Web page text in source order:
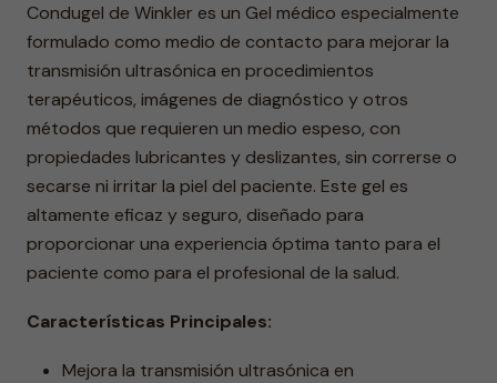
Condugel de Winkler es un Gel médico especialmente
formulado como medio de contacto para mejorar la
transmisión ultrasónica en procedimientos
terapéuticos, imágenes de diagnóstico y otros
métodos que requieren un medio espeso, con
propiedades lubricantes y deslizantes, sin correrse o
secarse ni irritar la piel del paciente. Este gel es
altamente eficaz y seguro, diseñado para
proporcionar una experiencia óptima tanto para el
paciente como para el profesional de la salud.
Características Principales:
Mejora la transmisión ultrasónica en